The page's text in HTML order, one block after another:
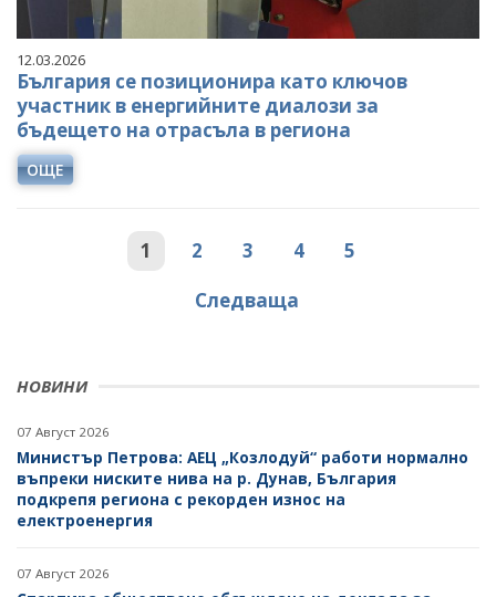
НОВИНИ
07 Август 2026
Министър Петрова: АЕЦ „Козлодуй“ работи нормално
въпреки ниските нива на р. Дунав, България
подкрепя региона с рекорден износ на
електроенергия
07 Август 2026
12.03.2026
България се позиционира като ключов
участник в енергийните диалози за
бъдещето на отрасъла в региона
ОЩЕ
1 2 3 4
5
Следваща